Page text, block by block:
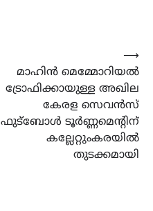
മാഹിൻ മെമ്മോറിയൽ
ട്രോഫിക്കായുള്ള അഖില
കേരള സെവൻസ്
ഫുട്ബോൾ ടൂർണ്ണമെൻ്റിന്
കല്ലേറ്റുംകരയിൽ
തുടക്കമായി
⟶